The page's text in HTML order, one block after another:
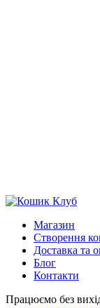
Магазин
Створення
Доставка та
Блог
Контакти
Працюємо без